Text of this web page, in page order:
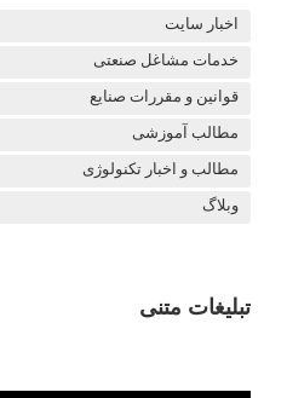
اخبار سایت
خدمات مشاغل صنعتی
قوانین و مقررات صنایع
مطالب آموزشی
مطالب و اخبار تکنولوژی
وبلاگ
تبلیغات متنی